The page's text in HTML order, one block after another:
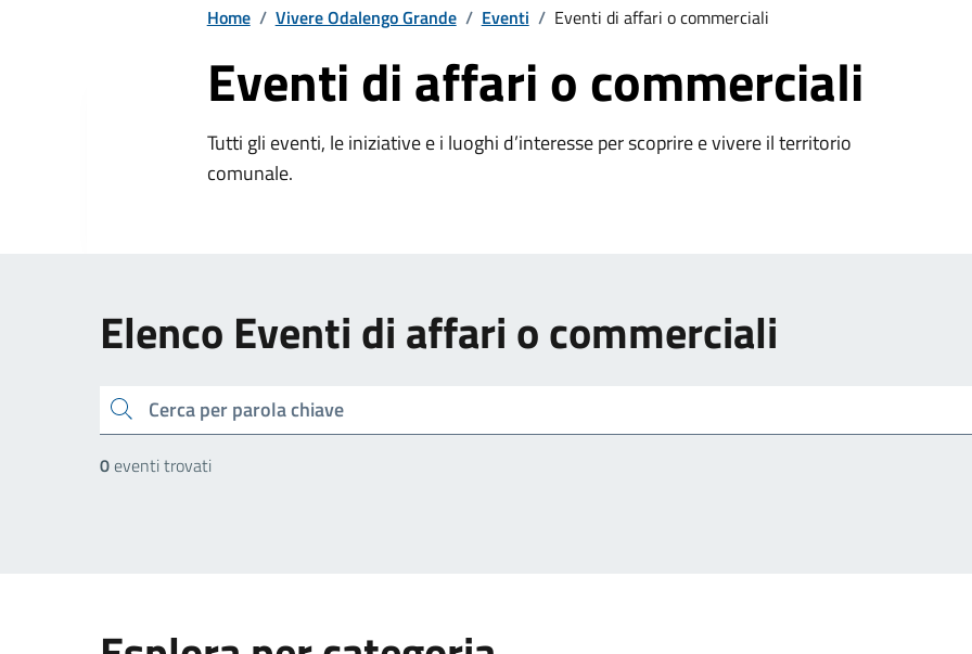
Home / Vivere Odalengo Grande / Eventi / Eventi di affari o commerciali
Eventi di affari o commerciali
Tutti gli eventi, le iniziative e i luoghi d’interesse per scoprire e vivere il territorio
comunale.
Elenco Eventi di affari o commerciali
cerca
0eventi trovati